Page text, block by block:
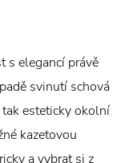
elegancí právě
svinutí schová
esteticky okolní
kazetovou
a vybrat si z